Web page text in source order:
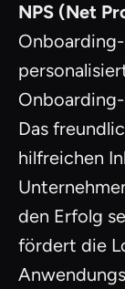
NPS (Net
Das
hilfreichen
den Erfolg
fördert die